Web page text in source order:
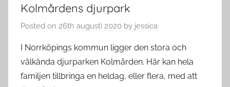
Kolmårdens djurpark
Posted on 26th augusti 2020 by jessica
I Norrköpings kommun ligger den stora och
välkända djurparken Kolmården. Här kan hela
familjen tillbringa en heldag, eller flera, med att